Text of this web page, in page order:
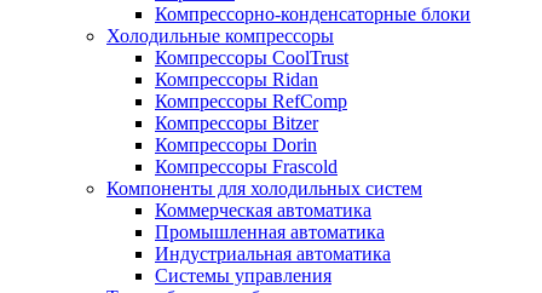
Компрессорно-конденсаторные блоки
Холодильные компрессоры
Компрессоры CoolTrust
Компрессоры Ridan
Компрессоры RefComp
Компрессоры Bitzer
Компрессоры Dorin
Компрессоры Frascold
Компоненты для холодильных систем
Коммерческая автоматика
Промышленная автоматика
Индустриальная автоматика
Системы управления